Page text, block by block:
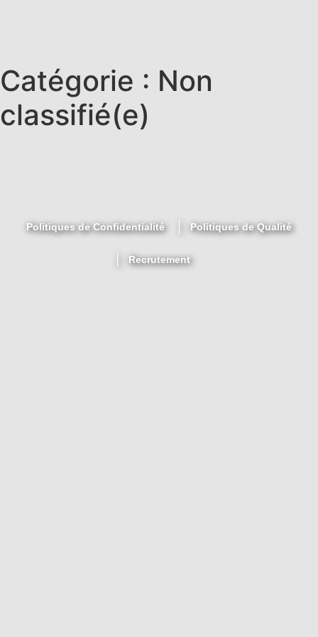
Catégorie : Non
classifié(e)
Politiques de Confidentialité Politiques de Qualité
Recrutement